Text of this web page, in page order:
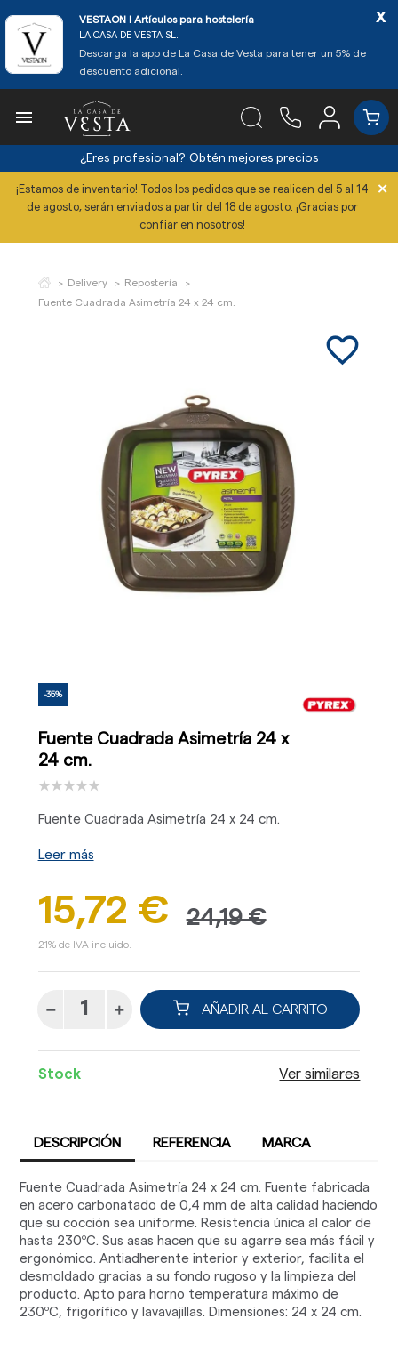
VESTAON l Artículos para hostelería
LA CASA DE VESTA SL.
Descarga la app de La Casa de Vesta para tener un 5% de
descuento adicional.
x

¿Eres profesional? Obtén mejores precios
¡Estamos de inventario! Todos los pedidos que se realicen del 5 al 14
de agosto, serán enviados a partir del 18 de agosto. ¡Gracias por
confiar en nosotros!
×
Delivery
Repostería
Fuente Cuadrada Asimetría 24 x 24 cm.
favorite_border
-35%
Fuente Cuadrada Asimetría 24 x
24 cm.
Fuente Cuadrada Asimetría 24 x 24 cm.
Leer más
15,72 € 24,19 €
21% de IVA incluido.
AÑADIR AL CARRITO
Stock Ver similares
DESCRIPCIÓN REFERENCIA MARCA
Fuente Cuadrada Asimetría 24 x 24 cm. Fuente fabricada
en acero carbonatado de 0,4 mm de alta calidad haciendo
que su cocción sea uniforme. Resistencia única al calor de
hasta 230ºC. Sus asas hacen que su agarre sea más fácil y
ergonómico. Antiadherente interior y exterior, facilita el
desmoldado gracias a su fondo rugoso y la limpieza del
producto. Apto para horno temperatura máximo de
230ºC, frigorífico y lavavajillas. Dimensiones: 24 x 24 cm.